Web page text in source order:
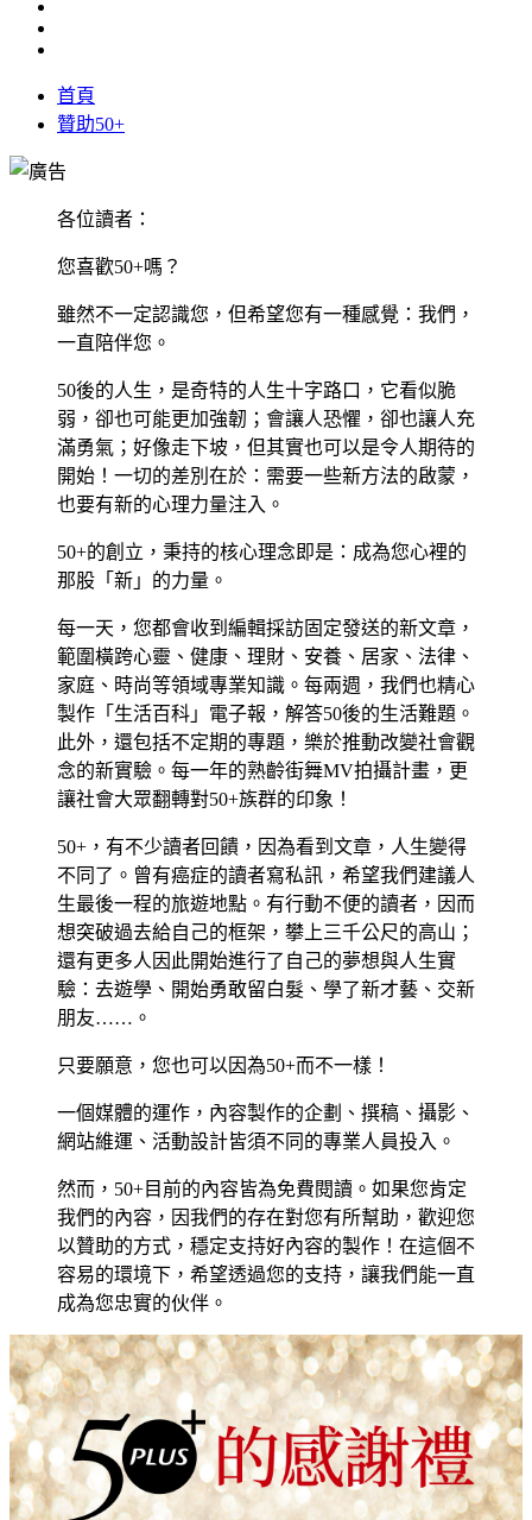
首頁
贊助50+
各位讀者：
您喜歡50+嗎？
雖然不一定認識您，但希望您有一種感覺：我們，
一直陪伴您。
50後的人生，是奇特的人生十字路口，它看似脆
弱，卻也可能更加強韌；會讓人恐懼，卻也讓人充
滿勇氣；好像走下坡，但其實也可以是令人期待的
開始！一切的差別在於：需要一些新方法的啟蒙，
也要有新的心理力量注入。
50+的創立，秉持的核心理念即是：成為您心裡的
那股「新」的力量。
每一天，您都會收到編輯採訪固定發送的新文章，
範圍橫跨心靈、健康、理財、安養、居家、法律、
家庭、時尚等領域專業知識。每兩週，我們也精心
製作「生活百科」電子報，解答50後的生活難題。
此外，還包括不定期的專題，樂於推動改變社會觀
念的新實驗。每一年的熟齡街舞MV拍攝計畫，更
讓社會大眾翻轉對50+族群的印象！
50+，有不少讀者回饋，因為看到文章，人生變得
不同了。曾有癌症的讀者寫私訊，希望我們建議人
生最後一程的旅遊地點。有行動不便的讀者，因而
想突破過去給自己的框架，攀上三千公尺的高山；
還有更多人因此開始進行了自己的夢想與人生實
驗：去遊學、開始勇敢留白髮、學了新才藝、交新
朋友……。
只要願意，您也可以因為50+而不一樣！
一個媒體的運作，內容製作的企劃、撰稿、攝影、
網站維運、活動設計皆須不同的專業人員投入。
然而，50+目前的內容皆為免費閱讀。如果您肯定
我們的內容，因我們的存在對您有所幫助，歡迎您
以贊助的方式，穩定支持好內容的製作！在這個不
容易的環境下，希望透過您的支持，讓我們能一直
成為您忠實的伙伴。